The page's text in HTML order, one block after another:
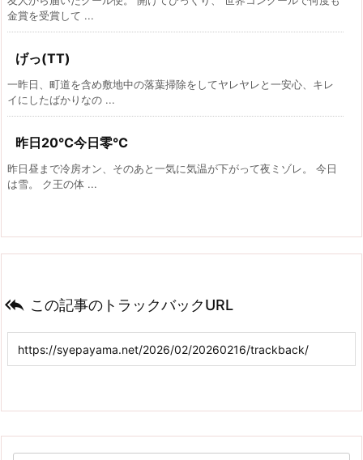
金賞を受賞して ...
げっ(TT)
一昨日、町道を含め敷地中の落葉掃除をしてヤレヤレと一安心、キレ
イにしたばかりなの ...
昨日20℃今日零℃
昨日昼まで冷房オン、そのあと一気に気温が下がって夜ミゾレ。 今日
は雪。 ク王の体 ...
 この記事のトラックバックURL